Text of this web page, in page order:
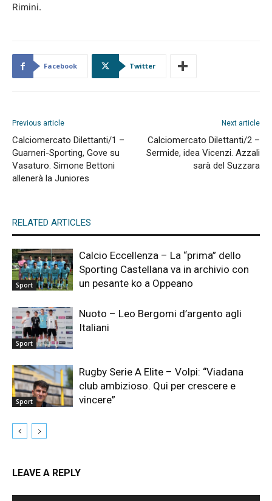
Rimini.
Facebook Twitter
Previous article
Calciomercato Dilettanti/1 –
Guarneri-Sporting, Gove su
Vasaturo. Simone Bettoni
allenerà la Juniores
Next article
Calciomercato Dilettanti/2 –
Sermide, idea Vicenzi. Azzali
sarà del Suzzara
RELATED ARTICLES
Sport
Calcio Eccellenza – La “prima” dello
Sporting Castellana va in archivio con
un pesante ko a Oppeano
Sport
Nuoto – Leo Bergomi d’argento agli
Italiani
Sport
Rugby Serie A Elite – Volpi: “Viadana
club ambizioso. Qui per crescere e
vincere”
LEAVE A REPLY